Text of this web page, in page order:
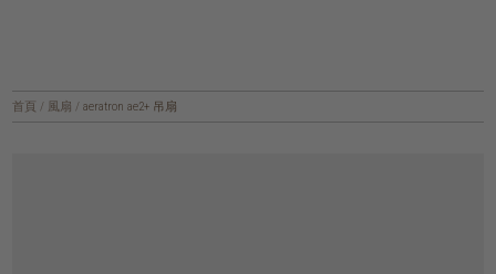
首頁 / 風扇 / aeratron ae2+ 吊扇